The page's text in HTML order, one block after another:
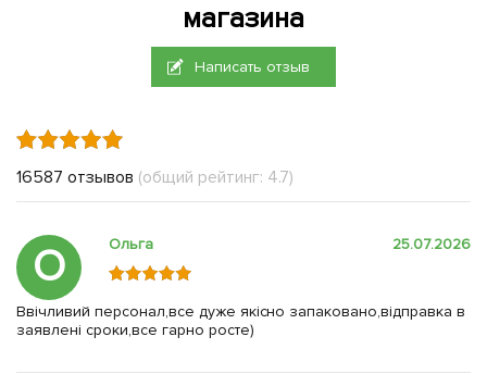
магазина
Написать отзыв
16587 отзывов (общий рейтинг: 4.7)
О Ольга 25.07.2026
Ввічливий персонал,все дуже якісно запаковано,відправка в
заявлені сроки,все гарно росте)